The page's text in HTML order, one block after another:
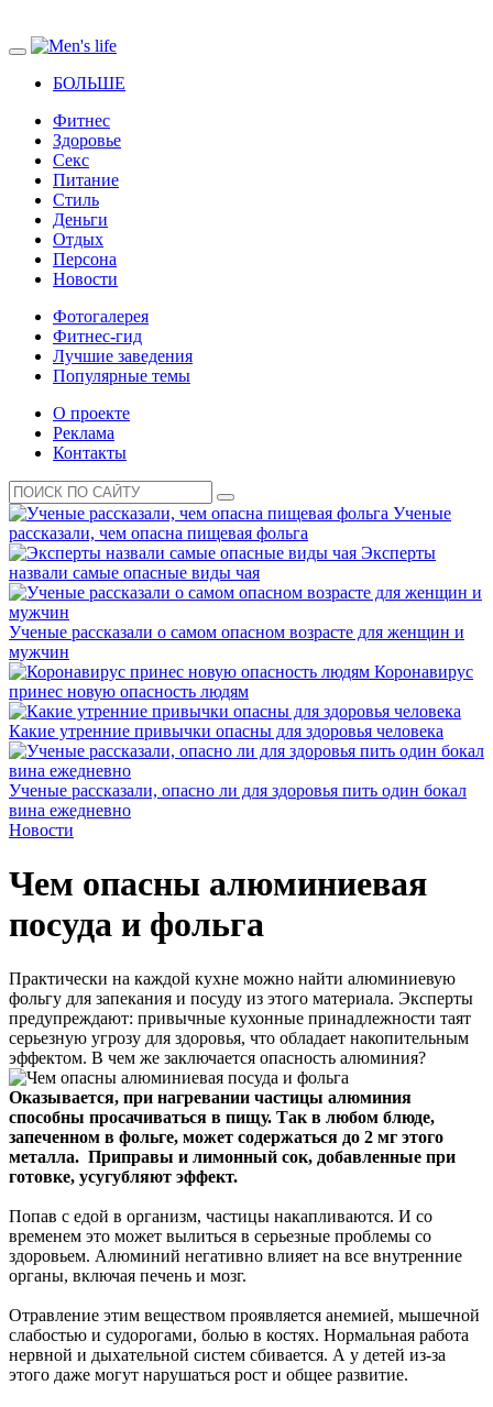
БОЛЬШЕ
Фитнес
Здоровье
Секс
Питание
Стиль
Деньги
Отдых
Персона
Новости
Фотогалерея
Фитнес-гид
Лучшие заведения
Популярные темы
О проекте
Реклама
Контакты
Ученые
рассказали, чем опасна пищевая фольга
Эксперты
назвали самые опасные виды чая
Ученые рассказали о самом опасном возрасте для женщин и
мужчин
Коронавирус
принес новую опасность людям
Какие утренние привычки опасны для здоровья человека
Ученые рассказали, опасно ли для здоровья пить один бокал
вина ежедневно
Новости
Чем опасны алюминиевая
посуда и фольга
Практически на каждой кухне можно найти алюминиевую
фольгу для запекания и посуду из этого материала. Эксперты
предупреждают: привычные кухонные принадлежности таят
серьезную угрозу для здоровья, что обладает накопительным
эффектом. В чем же заключается опасность алюминия?
Оказывается, при нагревании частицы алюминия
способны просачиваться в пищу. Так в любом блюде,
запеченном в фольге, может содержаться до 2 мг этого
металла. Приправы и лимонный сок, добавленные при
готовке, усугубляют эффект.
Попав с едой в организм, частицы накапливаются. И со
временем это может вылиться в серьезные проблемы со
здоровьем. Алюминий негативно влияет на все внутренние
органы, включая печень и мозг.
Отравление этим веществом проявляется анемией, мышечной
слабостью и судорогами, болью в костях. Нормальная работа
нервной и дыхательной систем сбивается. А у детей из-за
этого даже могут нарушаться рост и общее развитие.